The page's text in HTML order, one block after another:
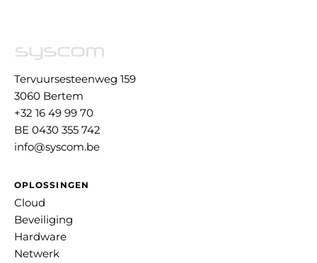
Tervuursesteenweg 159
3060 Bertem
+32 16 49 99 70
BE 0430 355 742
info@syscom.be
OPLOSSINGEN
Cloud
Beveiliging
Hardware
Netwerk